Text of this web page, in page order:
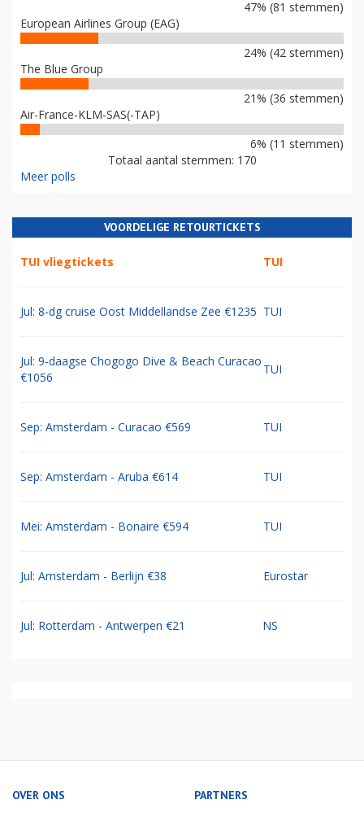
47% (81 stemmen)
European Airlines Group (EAG)
24% (42 stemmen)
The Blue Group
21% (36 stemmen)
Air-France-KLM-SAS(-TAP)
6% (11 stemmen)
Totaal aantal stemmen: 170
Meer polls
VOORDELIGE RETOURTICKETS
TUI vliegtickets TUI
Jul: 8-dg cruise Oost Middellandse Zee €1235 TUI
Jul: 9-daagse Chogogo Dive & Beach Curacao
€1056
TUI
Sep: Amsterdam - Curacao €569 TUI
Sep: Amsterdam - Aruba €614 TUI
Mei: Amsterdam - Bonaire €594 TUI
Jul: Amsterdam - Berlijn €38 Eurostar
Jul: Rotterdam - Antwerpen €21 NS
OVER ONS PARTNERS